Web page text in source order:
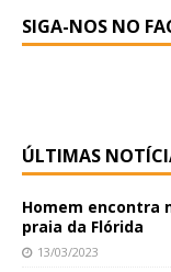
SIGA-NOS NO
ÚLTIMAS
Homem encontra
praia da Flórida
13/03/2023